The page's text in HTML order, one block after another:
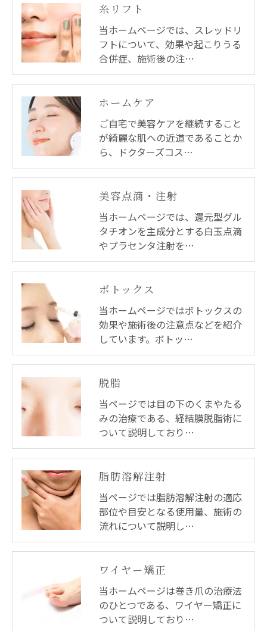
糸リフト
当ホームページでは、スレッドリ
フトについて、効果や起こりうる
合併症、施術後の注…
ホームケア
ご自宅で美容ケアを継続すること
が綺麗な肌への近道であることか
ら、ドクターズコス…
美容点滴・注射
当ホームページでは、還元型グル
タチオンを主成分とする白玉点滴
やプラセンタ注射を…
ボトックス
当ホームページではボトックスの
効果や施術後の注意点などを紹介
しています。ボトッ…
脱脂
当ページでは目の下のくまやたる
みの治療である、経結膜脱脂術に
ついて説明しており…
脂肪溶解注射
当ページでは脂肪溶解注射の適応
部位や目安となる使用量、施術の
流れについて説明し…
ワイヤー矯正
当ホームページは巻き爪の治療法
のひとつである、ワイヤー矯正に
ついて説明しており…